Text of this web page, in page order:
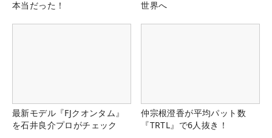
本当だった！
世界へ
最新モデル『FJクオンタム』
を石井良介プロがチェック
仲宗根澄香が平均パット数
『TRTL』で6人抜き！